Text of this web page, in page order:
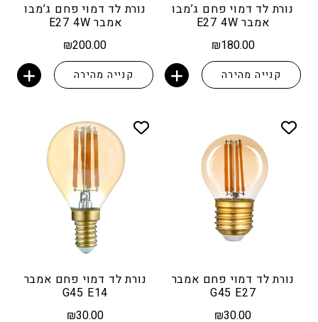
נורת לד דמוי פחם ג’מבו
אמבר E27 4W
₪180.00
קנייה מהירה
נורת לד דמוי פחם ג’מבו
אמבר E27 4W
₪200.00
קנייה מהירה
נורת לד דמוי פחם אמבר
G45 E27
₪30.00
נורת לד דמוי פחם אמבר
G45 E14
₪30.00